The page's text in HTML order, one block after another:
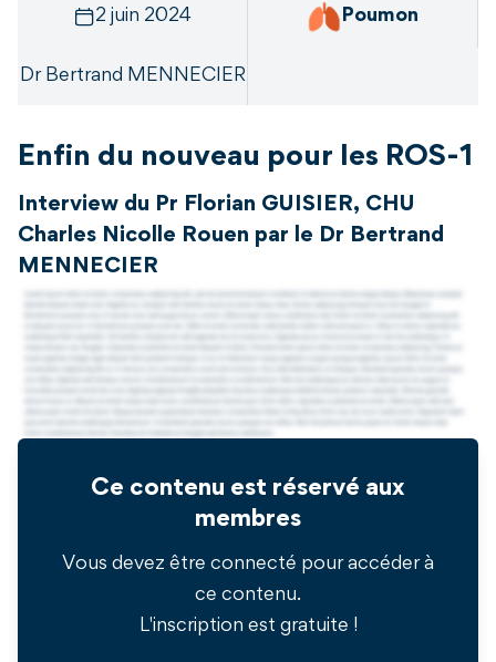
2 juin 2024 Poumon
Dr Bertrand MENNECIER
Enfin du nouveau pour les ROS-1
Interview du Pr Florian GUISIER, CHU
Charles Nicolle Rouen par le Dr Bertrand
MENNECIER
Ce contenu est réservé aux
membres
Vous devez être connecté pour accéder à
ce contenu.
L'inscription est gratuite !